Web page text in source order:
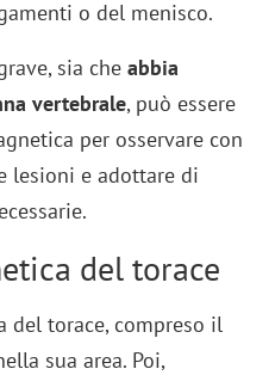
o del menisco.
sia che abbia
vertebrale, può essere
per osservare con
lesioni e adottare di
del torace
del torace, compreso il
sua area. Poi,